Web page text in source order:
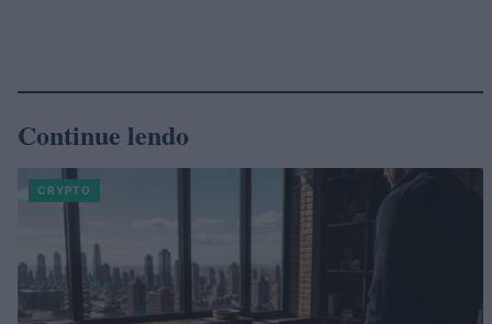
Continue lendo
CRYPTO